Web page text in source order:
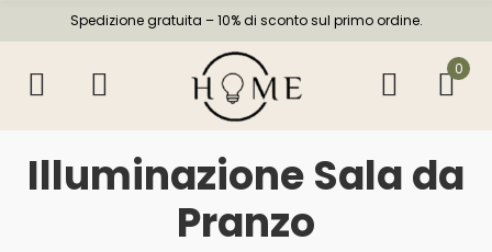
Spedizione gratuita – 10% di sconto sul primo ordine.
0
Illuminazione Sala da
Pranzo